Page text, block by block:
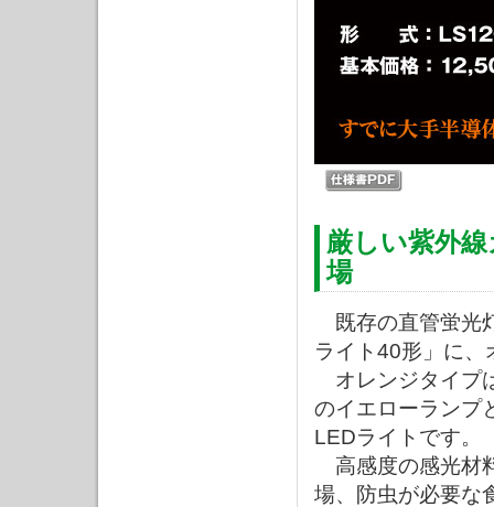
厳しい紫外
場
既存の直管蛍光
ライト40形」に、
オレンジタイプ
のイエローランプ
LEDライトです。
高感度の感光材
場、防虫が必要な